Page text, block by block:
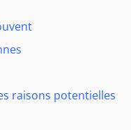
raisons potentielles